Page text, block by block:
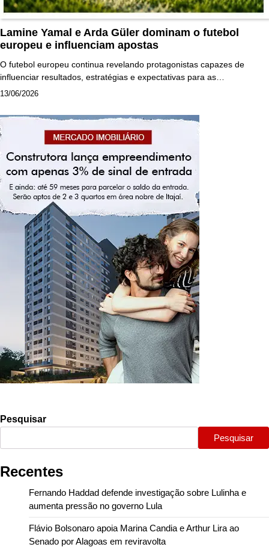
Lamine Yamal e Arda Güler dominam o futebol
europeu e influenciam apostas
O futebol europeu continua revelando protagonistas capazes de
influenciar resultados, estratégias e expectativas para as…
13/06/2026
Pesquisar
Pesquisar
Recentes
Fernando Haddad defende investigação sobre Lulinha e
aumenta pressão no governo Lula
Flávio Bolsonaro apoia Marina Candia e Arthur Lira ao
Senado por Alagoas em reviravolta